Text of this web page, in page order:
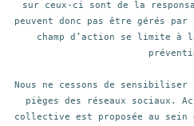
sur ceux-ci sont de la
peuvent donc pas être gérés
champ d’action se limite
Nous ne cessons de
pièges des réseaux sociaux.
collective est proposée au sein